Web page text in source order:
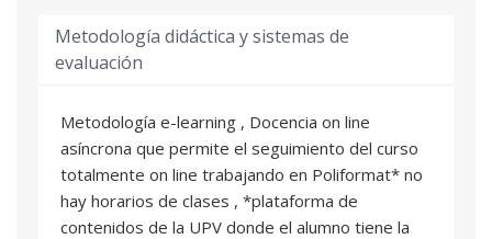
Metodología didáctica y sistemas de
evaluación
Metodología e-learning , Docencia on line
asíncrona que permite el seguimiento del curso
totalmente on line trabajando en Poliformat* no
hay horarios de clases , *plataforma de
contenidos de la UPV donde el alumno tiene la